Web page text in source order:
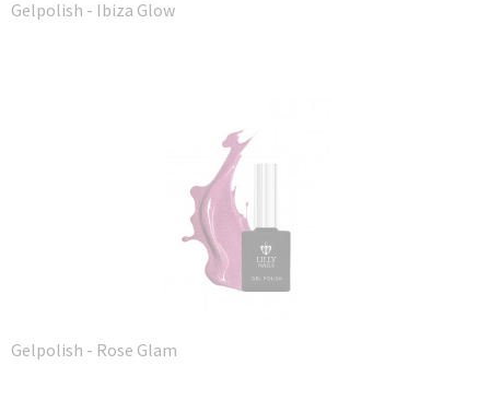
Gelpolish - Ibiza Glow
Gelpolish - Rose Glam